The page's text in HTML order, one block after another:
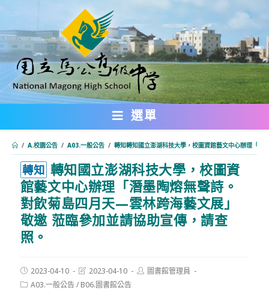
轉
主
要
內
選單
/ A.校園公告 / A03.一般公告 / 轉知轉知國立澎湖科技大學，校圖資館藝文中心辦理「
轉知 轉知國立澎湖科技大學，校圖資
館藝文中心辦理「潛墨陶熔無聲詩。
對飲菊島四月天—雲林跨海藝文展」
敬邀 蒞臨參加並請協助宣傳，請查
照。
Post
published:
2023-04-10
Post
modified:
2023-04-10
Post圖書館管理員
PostA03.一般公告/ B06.圖書館公告